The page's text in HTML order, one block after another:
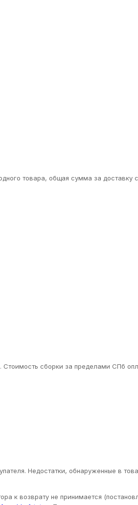
товара, общая сумма за доставку
сборки за пределами СПб
Недостатки, обнаруженные в
к возврату не принимается